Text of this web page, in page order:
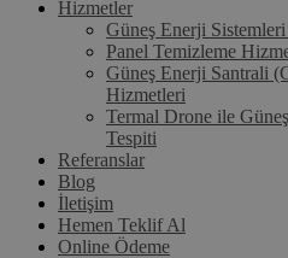
Hizmetler
Güneş Enerji
Panel Temizleme
Güneş Enerji Santrali
Hizmetleri
Termal Drone ile
Tespiti
Referanslar
Blog
İletişim
Hemen Teklif Al
Online Ödeme